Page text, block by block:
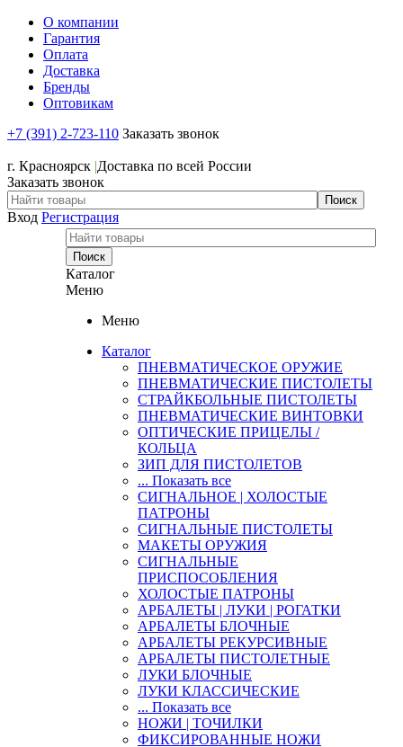
О компании
Гарантия
Оплата
Доставка
Бренды
Оптовикам
+7 (391) 2-723-110 Заказать звонок
г. Красноярск |Доставка по всей России
Заказать звонок
Вход Регистрация
Каталог
Меню
Меню
Каталог
ПНЕВМАТИЧЕСКОЕ ОРУЖИЕ
ПНЕВМАТИЧЕСКИЕ ПИСТОЛЕТЫ
СТРАЙКБОЛЬНЫЕ ПИСТОЛЕТЫ
ПНЕВМАТИЧЕСКИЕ ВИНТОВКИ
ОПТИЧЕСКИЕ ПРИЦЕЛЫ /
КОЛЬЦА
ЗИП ДЛЯ ПИСТОЛЕТОВ
... Показать все
СИГНАЛЬНОЕ | ХОЛОСТЫЕ
ПАТРОНЫ
СИГНАЛЬНЫЕ ПИСТОЛЕТЫ
МАКЕТЫ ОРУЖИЯ
СИГНАЛЬНЫЕ
ПРИСПОСОБЛЕНИЯ
ХОЛОСТЫЕ ПАТРОНЫ
АРБАЛЕТЫ | ЛУКИ | РОГАТКИ
АРБАЛЕТЫ БЛОЧНЫЕ
АРБАЛЕТЫ РЕКУРСИВНЫЕ
АРБАЛЕТЫ ПИСТОЛЕТНЫЕ
ЛУКИ БЛОЧНЫЕ
ЛУКИ КЛАССИЧЕСКИЕ
... Показать все
НОЖИ | ТОЧИЛКИ
ФИКСИРОВАННЫЕ НОЖИ